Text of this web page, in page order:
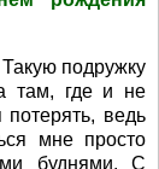
подружку
там, где и не
ведь
мне просто
буднями. С